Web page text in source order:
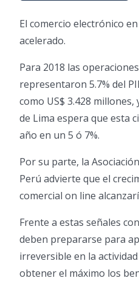
El comercio electrónico
acelerado.
Para 2018 las
representaron 5.7% del
como US$ 3.428 millones,
de Lima espera que esta
año en un 5 ó 7%.
Por su parte, la
Perú advierte que el
comercial on line
Frente a estas señales
deben prepararse para
irreversible en la
obtener el máximo los